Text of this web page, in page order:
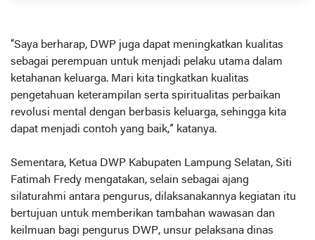
“Saya berharap, DWP juga dapat meningkatkan kualitas
sebagai perempuan untuk menjadi pelaku utama dalam
ketahanan keluarga. Mari kita tingkatkan kualitas
pengetahuan keterampilan serta spiritualitas perbaikan
revolusi mental dengan berbasis keluarga, sehingga kita
dapat menjadi contoh yang baik,” katanya.
Sementara, Ketua DWP Kabupaten Lampung Selatan, Siti
Fatimah Fredy mengatakan, selain sebagai ajang
silaturahmi antara pengurus, dilaksanakannya kegiatan itu
bertujuan untuk memberikan tambahan wawasan dan
keilmuan bagi pengurus DWP, unsur pelaksana dinas